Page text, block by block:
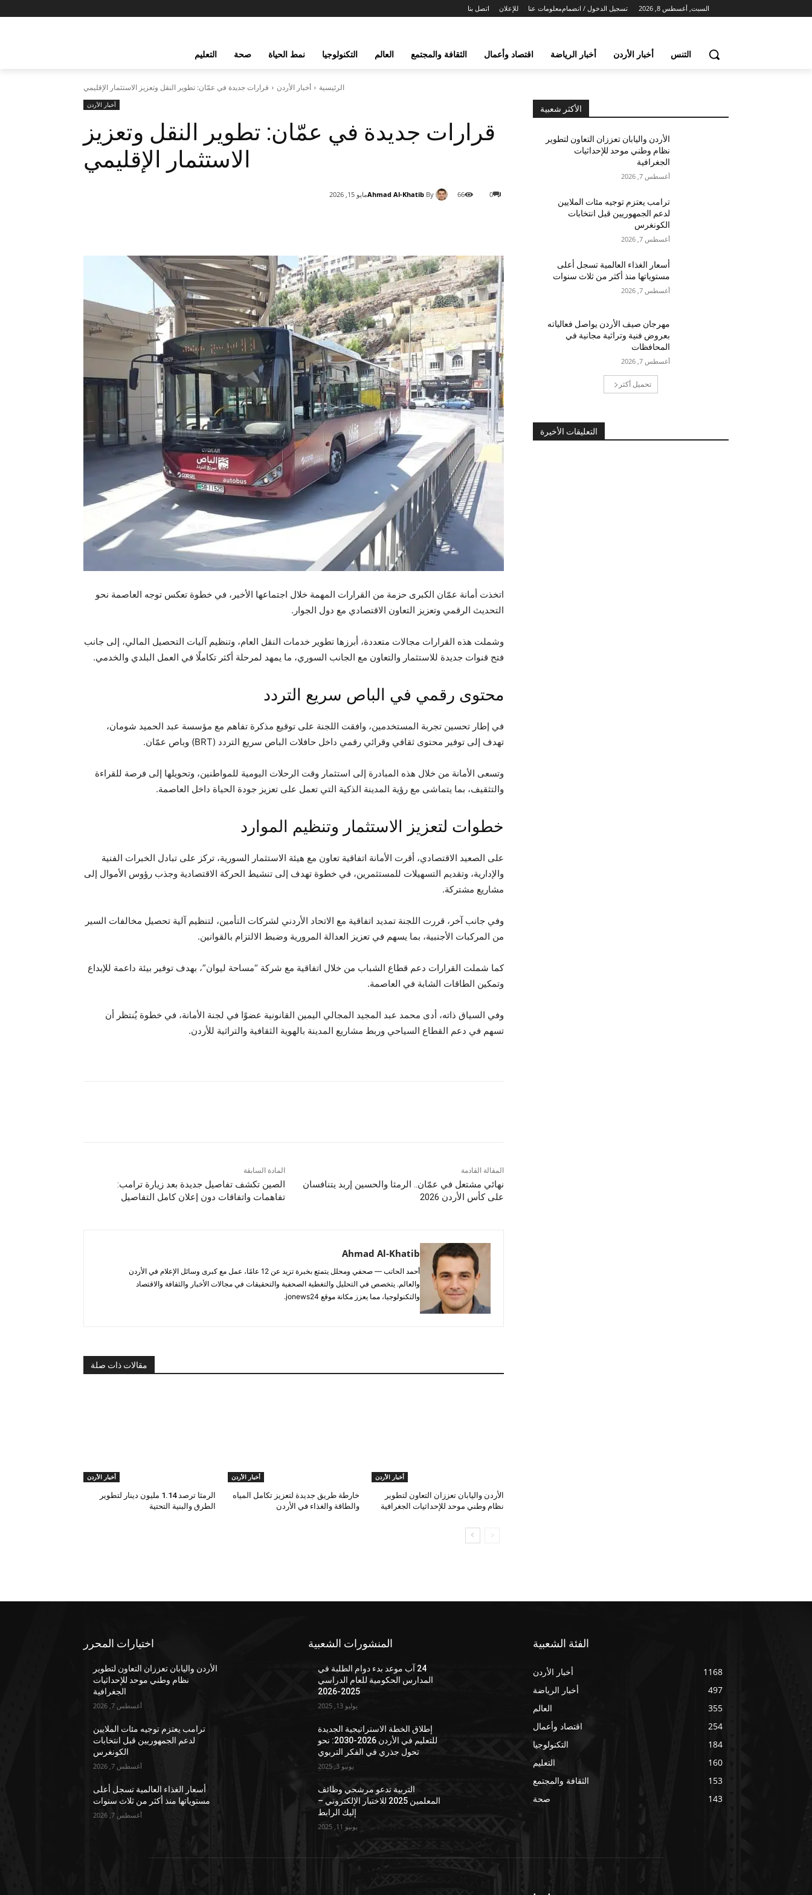
السبت, أغسطس 8, 2026 تسجيل الدخول / انضمام اتصل بنا للإعلان معلومات عنا
التنس أخبار الأردن أخبار الرياضة اقتصاد وأعمال الثقافة والمجتمع العالم التكنولوجيا نمط الحياة صحة التعليم
الرئيسية أخبار الأردن قرارات جديدة في عمّان: تطوير النقل وتعزيز الاستثمار الإقليمي
أخبار الأردن
قرارات جديدة في عمّان: تطوير النقل وتعزيز
الاستثمار الإقليمي
By
Ahmad Al-Khatibمايو 15, 2026 0
66
اتخذت أمانة عمّان الكبرى حزمة من القرارات المهمة خلال اجتماعها الأخير، في خطوة تعكس توجه العاصمة نحو
التحديث الرقمي وتعزيز التعاون الاقتصادي مع دول الجوار.
وشملت هذه القرارات مجالات متعددة، أبرزها تطوير خدمات النقل العام، وتنظيم آليات التحصيل المالي، إلى جانب
فتح قنوات جديدة للاستثمار والتعاون مع الجانب السوري، ما يمهد لمرحلة أكثر تكاملًا في العمل البلدي والخدمي.
محتوى رقمي في الباص سريع التردد
في إطار تحسين تجربة المستخدمين، وافقت اللجنة على توقيع مذكرة تفاهم مع مؤسسة عبد الحميد شومان،
تهدف إلى توفير محتوى ثقافي وقرائي رقمي داخل حافلات الباص سريع التردد (BRT) وباص عمّان.
وتسعى الأمانة من خلال هذه المبادرة إلى استثمار وقت الرحلات اليومية للمواطنين، وتحويلها إلى فرصة للقراءة
والتثقيف، بما يتماشى مع رؤية المدينة الذكية التي تعمل على تعزيز جودة الحياة داخل العاصمة.
خطوات لتعزيز الاستثمار وتنظيم الموارد
على الصعيد الاقتصادي، أقرت الأمانة اتفاقية تعاون مع هيئة الاستثمار السورية، تركز على تبادل الخبرات الفنية
والإدارية، وتقديم التسهيلات للمستثمرين، في خطوة تهدف إلى تنشيط الحركة الاقتصادية وجذب رؤوس الأموال إلى
مشاريع مشتركة.
وفي جانب آخر، قررت اللجنة تمديد اتفاقية مع الاتحاد الأردني لشركات التأمين، لتنظيم آلية تحصيل مخالفات السير
من المركبات الأجنبية، بما يسهم في تعزيز العدالة المرورية وضبط الالتزام بالقوانين.
كما شملت القرارات دعم قطاع الشباب من خلال اتفاقية مع شركة “مساحة ليوان”، بهدف توفير بيئة داعمة للإبداع
وتمكين الطاقات الشابة في العاصمة.
وفي السياق ذاته، أدى محمد عبد المجيد المجالي اليمين القانونية عضوًا في لجنة الأمانة، في خطوة يُنتظر أن
تسهم في دعم القطاع السياحي وربط مشاريع المدينة بالهوية الثقافية والتراثية للأردن.
المادة السابقة
الصين تكشف تفاصيل جديدة بعد زيارة ترامب:
تفاهمات واتفاقات دون إعلان كامل التفاصيل
المقالة القادمة
نهائي مشتعل في عمّان.. الرمثا والحسين إربد يتنافسان
على كأس الأردن 2026
Ahmad Al-Khatib
أحمد الحاتب — صحفي ومحلل يتمتع بخبرة تزيد عن 12 عامًا، عمل مع كبرى وسائل الإعلام في الأردن
والعالم. يتخصص في التحليل والتغطية الصحفية والتحقيقات في مجالات الأخبار والثقافة والاقتصاد
والتكنولوجيا، مما يعزز مكانة موقع jonews24.
مقالات ذات صلة
أخبار الأردن
الأردن واليابان تعززان التعاون لتطوير
نظام وطني موحد للإحداثيات الجغرافية
أخبار الأردن
خارطة طريق جديدة لتعزيز تكامل المياه
والطاقة والغذاء في الأردن
أخبار الأردن
الرمثا ترصد 1.14 مليون دينار لتطوير
الطرق والبنية التحتية
الأكثر شعبية
الأردن واليابان تعززان التعاون لتطوير
نظام وطني موحد للإحداثيات
الجغرافية
أغسطس 7, 2026
ترامب يعتزم توجيه مئات الملايين
لدعم الجمهوريين قبل انتخابات
الكونغرس
أغسطس 7, 2026
أسعار الغذاء العالمية تسجل أعلى
مستوياتها منذ أكثر من ثلاث سنوات
أغسطس 7, 2026
مهرجان صيف الأردن يواصل فعالياته
بعروض فنية وتراثية مجانية في
المحافظات
أغسطس 7, 2026
تحميل أكثر
التعليقات الأخيرة
اختيارات المحرر
الأردن واليابان تعززان التعاون لتطوير
نظام وطني موحد للإحداثيات
الجغرافية
أغسطس 7, 2026
ترامب يعتزم توجيه مئات الملايين
لدعم الجمهوريين قبل انتخابات
الكونغرس
أغسطس 7, 2026
أسعار الغذاء العالمية تسجل أعلى
مستوياتها منذ أكثر من ثلاث سنوات
أغسطس 7, 2026
المنشورات الشعبية
24 آب موعد بدء دوام الطلبة في
المدارس الحكومية للعام الدراسي
2025-2026
يوليو 13, 2025
إطلاق الخطة الاستراتيجية الجديدة
للتعليم في الأردن 2026-2030: نحو
تحول جذري في الفكر التربوي
يونيو 3, 2025
التربية تدعو مرشحي وظائف
المعلمين 2025 للاختبار الإلكتروني –
إليك الرابط
يونيو 11, 2025
الفئة الشعبية
أخبار الأردن
1168
أخبار الرياضة
497
العالم
355
اقتصاد وأعمال
254
التكنولوجيا
184
التعليم
160
الثقافة والمجتمع
153
صحة
143